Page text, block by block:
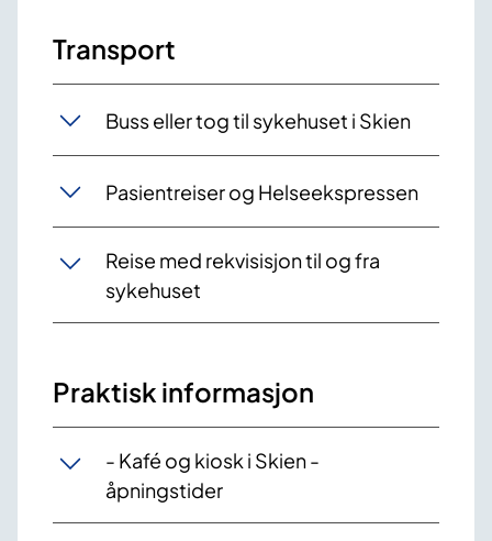
Transport
Buss eller tog til sykehuset i Skien
Pasientreiser og Helseekspressen
Reise med rekvisisjon til og fra
sykehuset
Praktisk informasjon
- Kafé og kiosk i Skien -
åpningstider